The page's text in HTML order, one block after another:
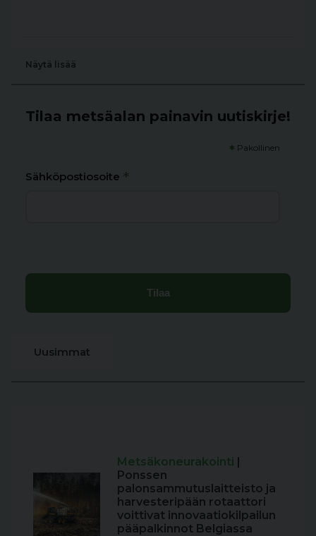
Näytä lisää
Tilaa metsäalan painavin uutiskirje!
* Pakollinen
Sähköpostiosoite *
Uusimmat
Metsäkoneurakointi |
Ponssen
palonsammutuslaitteisto ja
harvesteripään rotaattori
voittivat innovaatiokilpailun
pääpalkinnot Belgiassa